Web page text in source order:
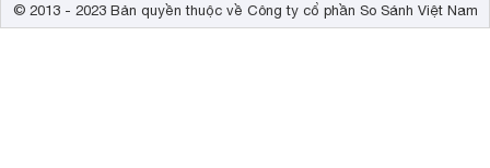
© 2013 - 2023 Bản quyền thuộc về Công ty cổ phần So Sánh Việt Nam